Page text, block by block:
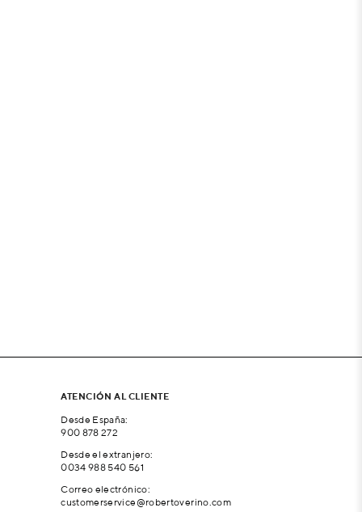
ATENCIÓN AL CLIENTE
Desde España:
900 878 272
Desde el extranjero:
0034 988 540 561
Correo electrónico:
customerservice@robertoverino.com